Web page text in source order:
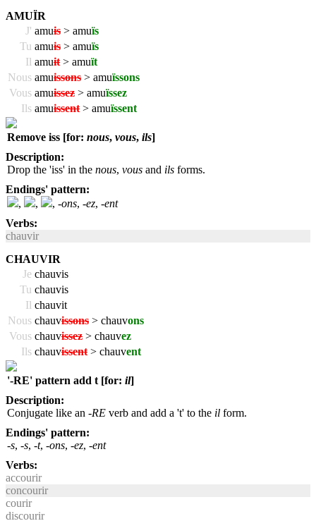
AMUÏR
J' amuis > amuïs
Tu amuis > amuïs
Il amuit > amuït
Nous amuissons > amuïssons
Vous amuissez > amuïssez
Ils amuissent > amuïssent
Remove iss [for: nous, vous, ils]
Description:
Drop the 'iss' in the nous, vous and ils forms.
Endings' pattern:
,
, , -ons, -ez, -ent
Verbs:
chauvir
CHAUVIR
Je chauvis
Tu chauvis
Il chauvit
Nous chauvissons > chauvons
Vous chauvissez > chauvez
Ils chauvissent > chauvent
'-RE' pattern add t [for: il]
Description:
Conjugate like an -RE verb and add a 't' to the il form.
Endings' pattern:
-s, -s, -t, -ons, -ez, -ent
Verbs:
accourir
concourir
courir
discourir